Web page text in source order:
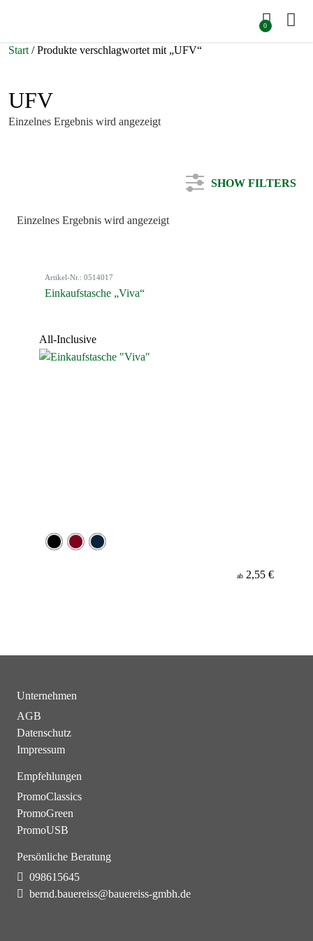
0
Start / Produkte verschlagwortet mit „UFV“
UFV
Einzelnes Ergebnis wird angezeigt
SHOW FILTERS
Farbe
Einzelnes Ergebnis wird angezeigt
Artikel-Nr.: 0514017
Einkaufstasche „Viva“
All-Inclusive
ab 2,55 €
Unternehmen
AGB
Datenschutz
Impressum
Empfehlungen
PromoClassics
PromoGreen
PromoUSB
Persönliche Beratung
098615645
bernd.bauereiss@bauereiss-gmbh.de